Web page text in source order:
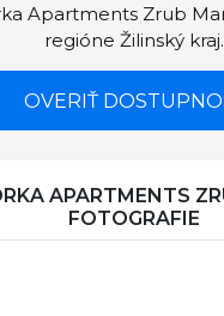
Apartments Zrub
regióne Žilinský kraj.
OVERIŤ
APARTMENTS
FOTOGRAFIE